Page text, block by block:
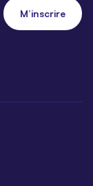
M’inscrire